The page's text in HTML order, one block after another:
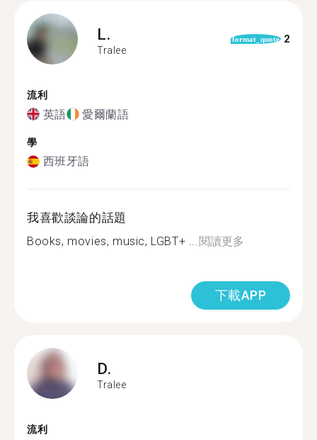
L.
Tralee
format_quote 2
流利
英語 愛爾蘭語
學
西班牙語
我喜歡談論的話題
Books, movies, music, LGBT+ ️...閱讀更多
下載APP
D.
Tralee
流利